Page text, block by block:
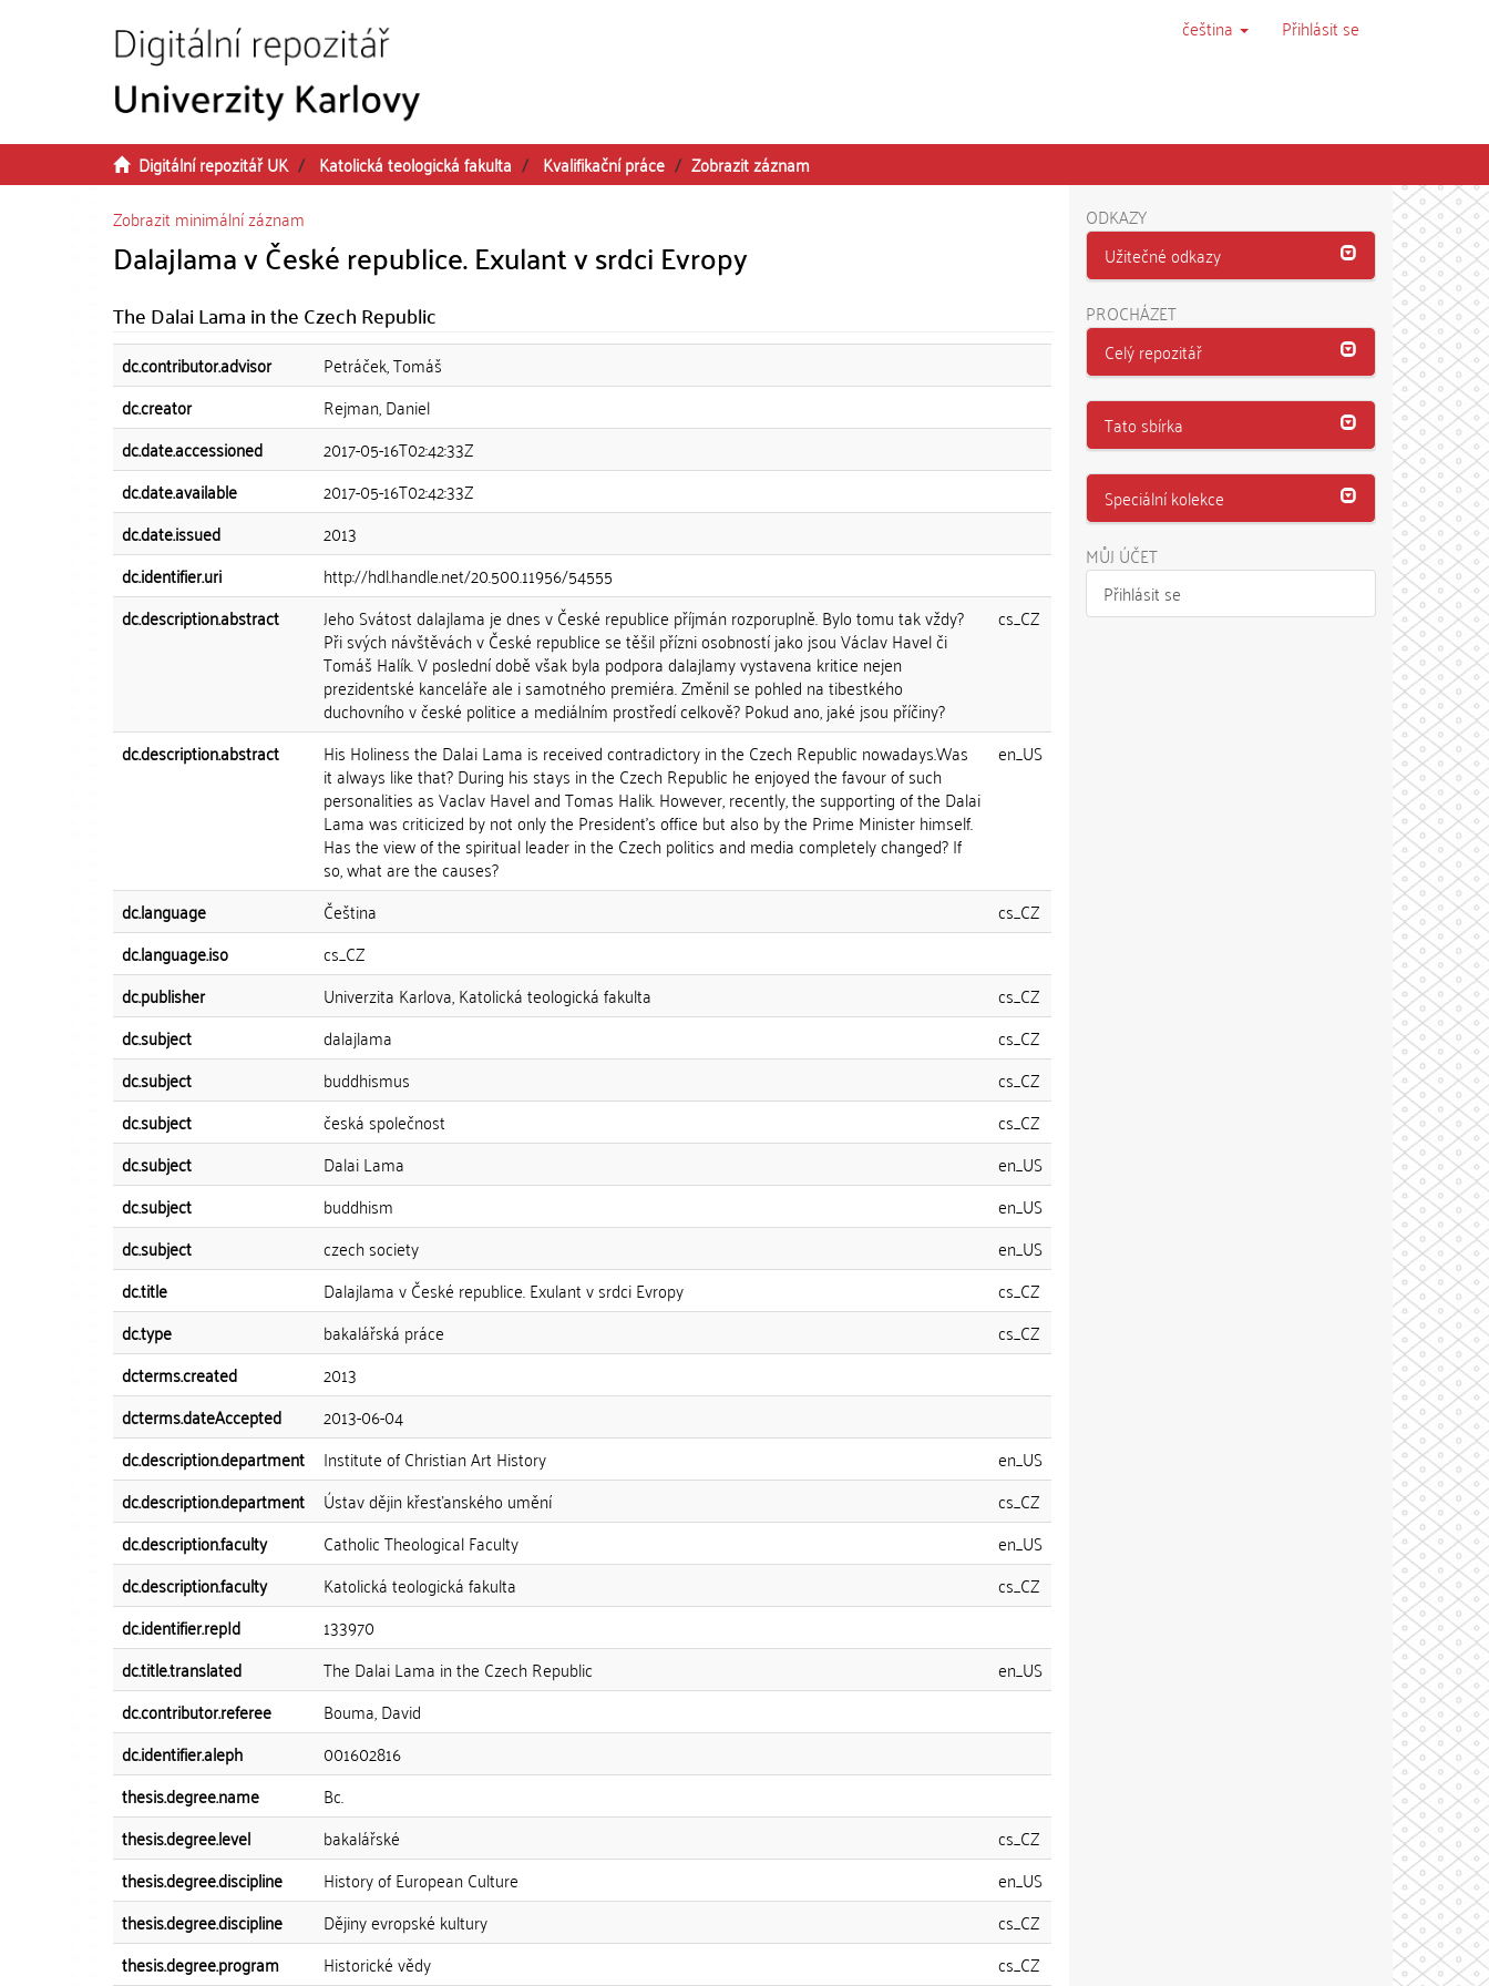
čeština Přihlásit se
Digitální repozitář UK Katolická teologická fakulta Kvalifikační práce
Zobrazit záznam
Zobrazit minimální záznam
Dalajlama v České republice. Exulant v srdci Evropy
The Dalai Lama in the Czech Republic
dc.contributor.advisor
Petráček, Tomáš
dc.creator
Rejman, Daniel
dc.date.accessioned
2017-05-16T02:42:33Z
dc.date.available
2017-05-16T02:42:33Z
dc.date.issued
2013
dc.identifier.uri
http://hdl.handle.net/20.500.11956/54555
dc.description.abstract
Jeho Svátost dalajlama je dnes v České republice příjmán rozporuplně. Bylo tomu tak vždy?
Při svých návštěvách v České republice se těšil přízni osobností jako jsou Václav Havel či
Tomáš Halík. V poslední době však byla podpora dalajlamy vystavena kritice nejen
prezidentské kanceláře ale i samotného premiéra. Změnil se pohled na tibestkého
duchovního v české politice a mediálním prostředí celkově? Pokud ano, jaké jsou příčiny?
cs_CZ
dc.description.abstract His Holiness the Dalai Lama is received contradictory in the Czech Republic nowadays.Was
it always like that? During his stays in the Czech Republic he enjoyed the favour of such
personalities as Vaclav Havel and Tomas Halik. However, recently, the supporting of the Dalai
Lama was criticized by not only the President's office but also by the Prime Minister himself.
Has the view of the spiritual leader in the Czech politics and media completely changed? If
so, what are the causes?
en_US
dc.language Čeština
cs_CZ
dc.language.iso
cs_CZ
dc.publisher
Univerzita Karlova, Katolická teologická fakulta
cs_CZ
dc.subject
dalajlama
cs_CZ
dc.subject
buddhismus
cs_CZ
dc.subject
česká společnost
cs_CZ
dc.subject
Dalai Lama
en_US
dc.subject
buddhism
en_US
dc.subject
czech society
en_US
dc.title
Dalajlama v České republice. Exulant v srdci Evropy
cs_CZ
dc.type
bakalářská práce
cs_CZ
dcterms.created
2013
dcterms.dateAccepted
2013-06-04
dc.description.department
Institute of Christian Art History
en_US
dc.description.department
Ústav dějin křesťanského umění
cs_CZ
dc.description.faculty
Catholic Theological Faculty
en_US
dc.description.faculty
Katolická teologická fakulta
cs_CZ
dc.identifier.repId
133970
dc.title.translated
The Dalai Lama in the Czech Republic
en_US
dc.contributor.referee
Bouma, David
dc.identifier.aleph
001602816
thesis.degree.name
Bc.
thesis.degree.level
bakalářské
cs_CZ
thesis.degree.discipline
History of European Culture
en_US
thesis.degree.discipline
Dějiny evropské kultury
cs_CZ
thesis.degree.program
Historické vědy
cs_CZ
ODKAZY
Užitečné odkazy
PROCHÁZET
Celý repozitář
Tato sbírka
Speciální kolekce
MŮJ ÚČET
Přihlásit se